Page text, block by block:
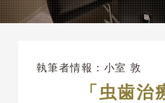
執筆者情報： 小室 敦
「虫歯治